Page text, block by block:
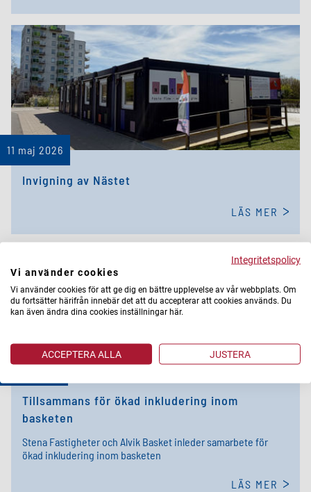
11 maj 2026
Invigning av Nästet
LÄS MER
Tillsammans för ökad inkludering inom
basketen
Stena Fastigheter och Alvik Basket inleder samarbete för
ökad inkludering inom basketen
LÄS MER
Integritetspolicy
Vi använder cookies
Vi använder cookies för att ge dig en bättre upplevelse av vår webbplats. Om
du fortsätter härifrån innebär det att du accepterar att cookies används. Du
kan även ändra dina cookies inställningar här.
ACCEPTERA ALLA JUSTERA